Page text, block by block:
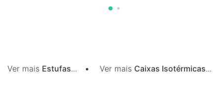
Ver mais Estufas... • Ver mais Caixas Isotérmicas...